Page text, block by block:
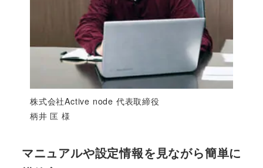
株式会社Active node 代表取締役
柄井 匡 様
マニュアルや設定情報を見ながら簡単に